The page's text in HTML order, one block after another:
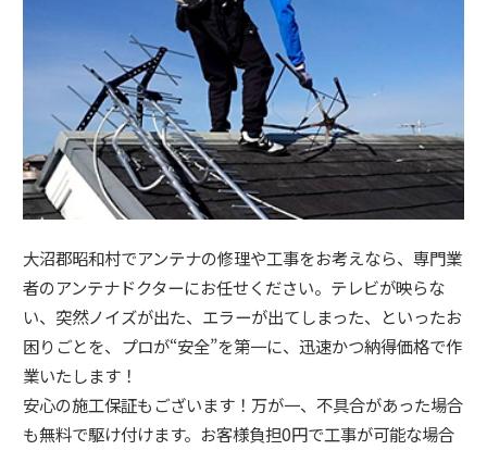
大沼郡昭和村でアンテナの修理や工事をお考えなら、専門業
者のアンテナドクターにお任せください。テレビが映らな
い、突然ノイズが出た、エラーが出てしまった、といったお
困りごとを、プロが“安全”を第一に、迅速かつ納得価格で作
業いたします！
安心の施工保証もございます！万が一、不具合があった場合
も無料で駆け付けます。お客様負担0円で工事が可能な場合